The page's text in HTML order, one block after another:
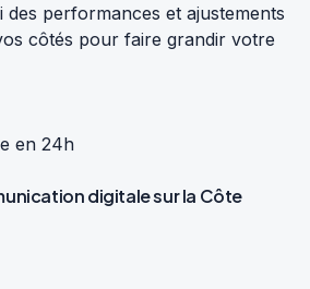
des performances et ajustements
côtés pour faire grandir votre
en 24h
digitalesur la Côte